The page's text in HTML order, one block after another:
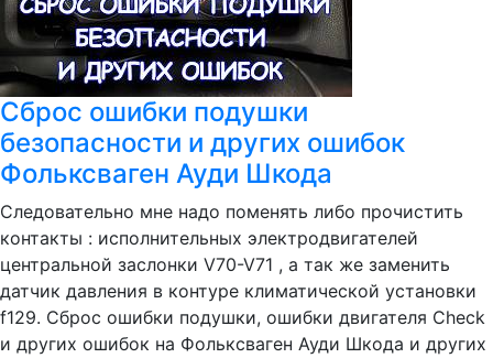
Сброс ошибки подушки
безопасности и других ошибок
Фольксваген Ауди Шкода
Следовательно мне надо поменять либо прочистить
контакты : исполнительных электродвигателей
центральной заслонки V70-V71 , а так же заменить
датчик давления в контуре климатической установки
f129. Сброс ошибки подушки, ошибки двигателя Check
и других ошибок на Фольксваген Ауди Шкода и других